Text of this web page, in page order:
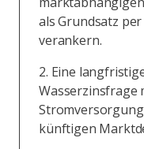
als Grundsatz
verankern.
2. Eine
Wasserzinsfrage
künftigen